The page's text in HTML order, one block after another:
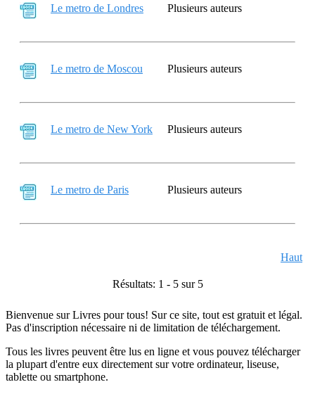
Le metro de Londres Plusieurs auteurs
Le metro de Moscou Plusieurs auteurs
Le metro de New York Plusieurs auteurs
Le metro de Paris Plusieurs auteurs
Haut
Résultats: 1 - 5 sur 5
Bienvenue sur Livres pour tous! Sur ce site, tout est gratuit et légal.
Pas d'inscription nécessaire ni de limitation de téléchargement.
Tous les livres peuvent être lus en ligne et vous pouvez télécharger
la plupart d'entre eux directement sur votre ordinateur, liseuse,
tablette ou smartphone.